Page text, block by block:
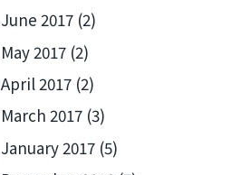
June 2017(2)
May 2017(2)
April 2017(2)
March 2017(3)
January 2017(5)